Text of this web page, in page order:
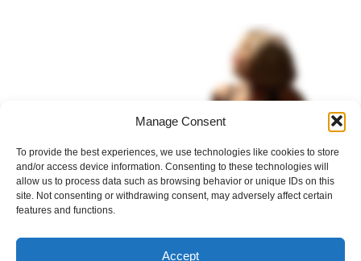
Manage Consent
To provide the best experiences, we use technologies like cookies to store
and/or access device information. Consenting to these technologies will
allow us to process data such as browsing behavior or unique IDs on this
site. Not consenting or withdrawing consent, may adversely affect certain
features and functions.
Accept